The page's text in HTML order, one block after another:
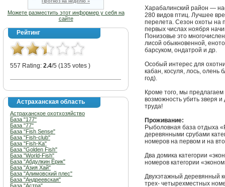
Прогноз на неделю »
Можете разместить этот информер у себя на
сайте
Рейтинг
557 Rating: 2.4/5 (135 votes )
Астраханская область
Астраханское охотхозяйство
База "177"
База "77"
База "Fish Sense"
База "Fish-club"
База "Fish-Ka"
База "Golden Fish"
База "World-Fish"
База "Абдулкин Ерик"
База "Азия Хай"
База "Алимовский плес"
База "Андреевская"
База "Астра"
Харабалинский район —
280 видов птиц. Лучшее
перелета. Сезон охоты на
первых числах ноября
Понизовье это
лисой обыкновенной,
барсуком, ондатрой и др.
Особый интерес для
кабан, косуля, лось, олень
год).
Кроме того, мы
возможность убить зверя
труда!
Проживание:
Рыболовная база отдыха
деревянными срубами
номеров на первом и на
Два домика категории
номеров категории
Двухэтажный деревянный
трех- четырехместных